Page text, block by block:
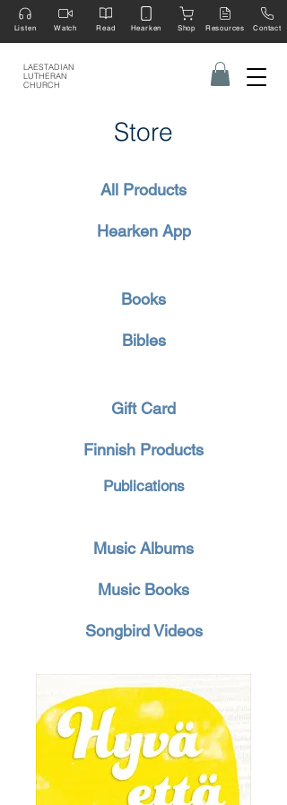
LAESTADIAN
LUTHERAN
CHURCH
Listen Watch Read Hearken Shop Resources Contact
Store
All Products
Hearken App
Books
Bibles
Gift Card
Finnish Products
Publications
Music Albums
Music Books
Songbird Videos